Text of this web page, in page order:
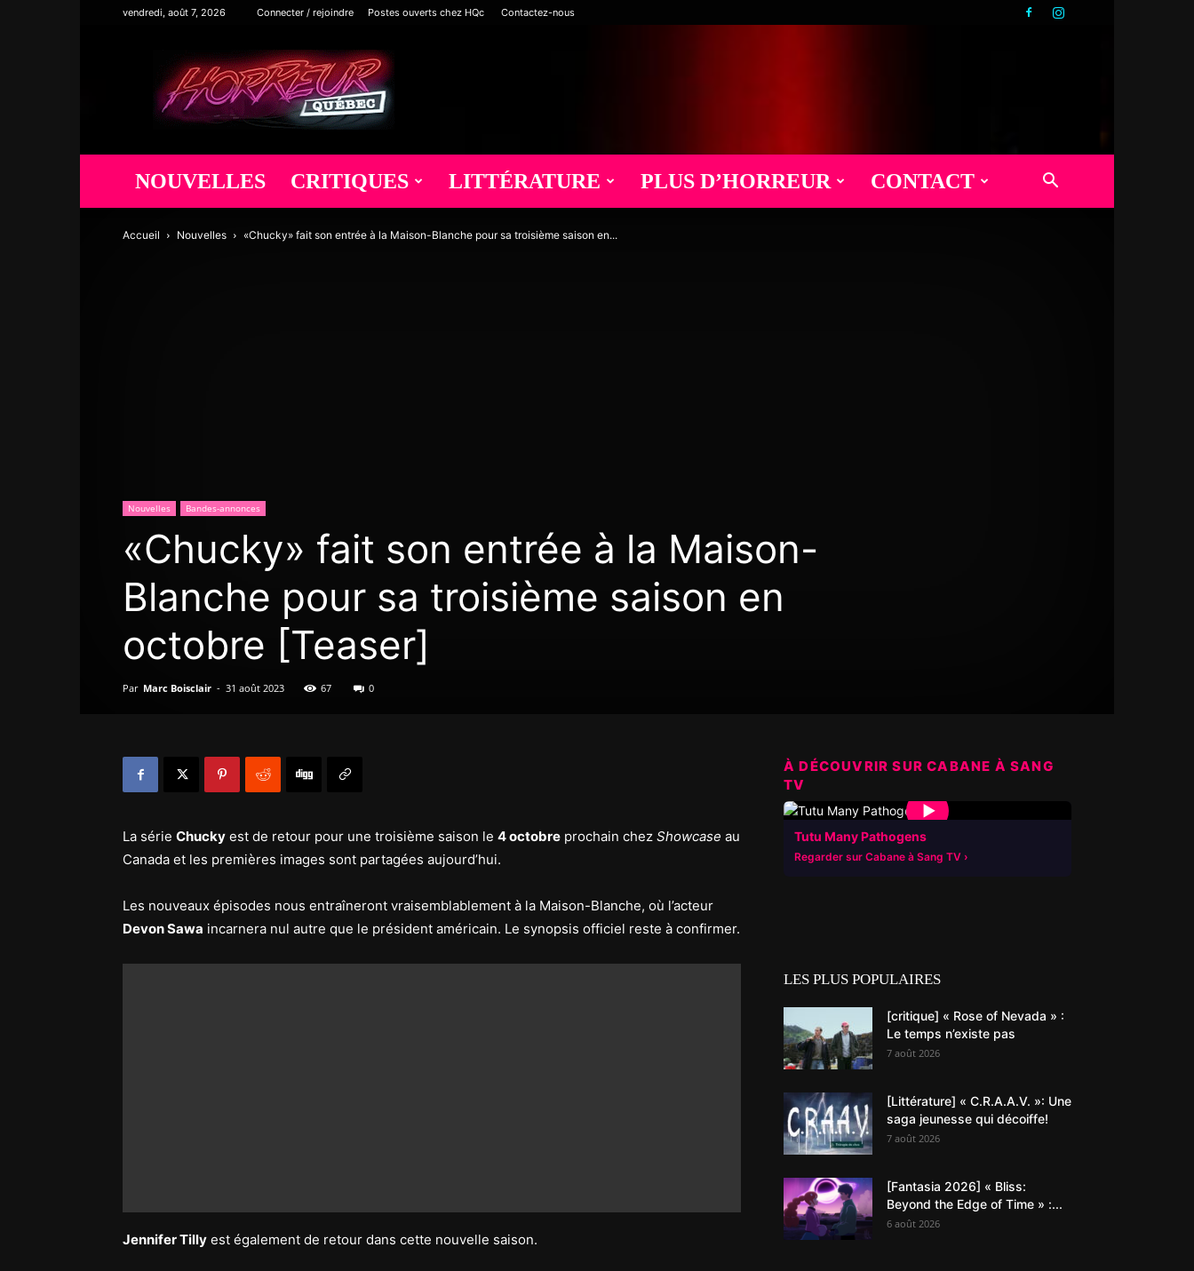
vendredi, août 7, 2026 Connecter / rejoindre Postes ouverts chez HQc Contactez-nous
Horreur
Québec
NOUVELLES CRITIQUES LITTÉRATURE PLUS D’HORREUR CONTACT
Accueil Nouvelles «Chucky» fait son entrée à la Maison-Blanche pour sa troisième saison en...
Nouvelles Bandes-annonces
«Chucky» fait son entrée à la Maison-
Blanche pour sa troisième saison en
octobre [Teaser]
Par Marc Boisclair - 31 août 2023 67 0
La série Chucky est de retour pour une troisième saison le 4 octobre prochain chez Showcase au
Canada et les premières images sont partagées aujourd’hui.
Les nouveaux épisodes nous entraîneront vraisemblablement à la Maison-Blanche, où l’acteur
Devon Sawa incarnera nul autre que le président américain. Le synopsis officiel reste à confirmer.
Jennifer Tilly est également de retour dans cette nouvelle saison.
À DÉCOUVRIR SUR CABANE À SANG
TV
▶
Tutu Many Pathogens
Regarder sur Cabane à Sang TV
LES PLUS POPULAIRES
[critique] « Rose of Nevada » :
Le temps n’existe pas
7 août 2026
[Littérature] « C.R.A.A.V. »: Une
saga jeunesse qui décoiffe!
7 août 2026
[Fantasia 2026] « Bliss:
Beyond the Edge of Time » :...
6 août 2026